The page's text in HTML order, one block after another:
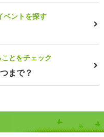
ベントを探す
とをチェック
まで？